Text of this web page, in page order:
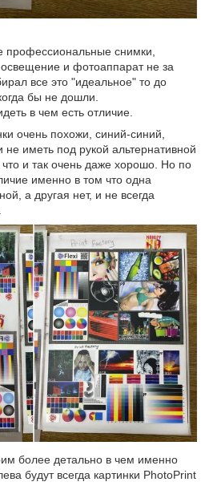
снимки,
и фотоаппарат не за
все это "идеальное" то до
бы не дошли.
в чем есть отличие.
очень похожи, синий-синий,
иметь под рукой альтернативной
что и так очень даже хорошо. Но по
именно в том что одна
а другая нет, и не всегда
более детально в чем именно
будут всегда картинки PhotoPrint